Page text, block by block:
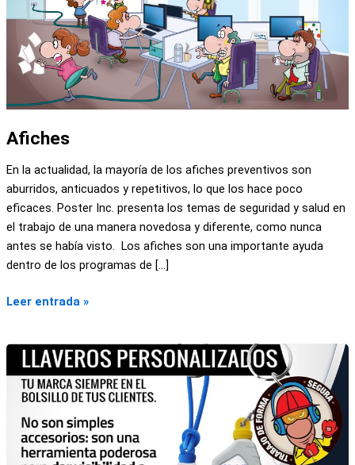
Afiches
En la actualidad, la mayoría de los afiches preventivos son
aburridos, anticuados y repetitivos, lo que los hace poco
eficaces. Poster Inc. presenta los temas de seguridad y salud en
el trabajo de una manera novedosa y diferente, como nunca
antes se había visto. Los afiches son una importante ayuda
dentro de los programas de […]
Leer entrada »
Llaveros
Personalizados